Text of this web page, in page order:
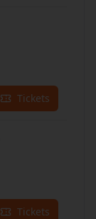
Tickets
Tickets